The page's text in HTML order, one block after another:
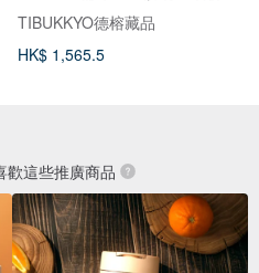
佛珠
TIBUKKYO德榕藏品
HK$ 1,565.5
歡這些推廣商品